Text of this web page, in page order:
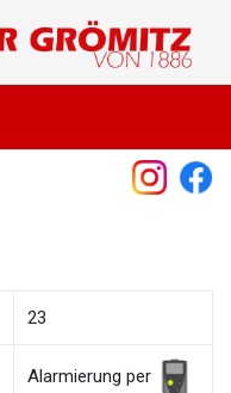
23
Alarmierung per